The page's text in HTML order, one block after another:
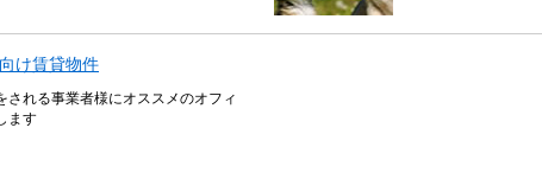
け賃貸物件
される事業者様にオススメのオフィ
ます